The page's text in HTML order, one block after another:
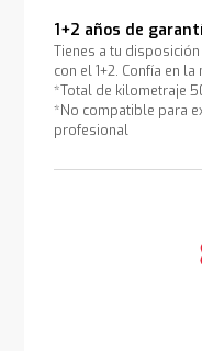
1+2 años de
Tienes a tu
con el 1+2. Confía en
*Total de kilometraje
*No compatible para
profesional